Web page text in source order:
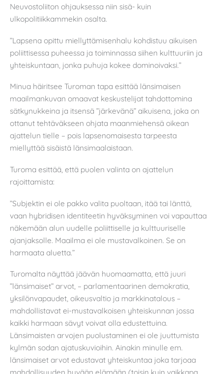
Neuvostoliiton ohjauksessa niin sisä- kuin
ulkopolitiikkammekin osalta.
”Lapsena opittu miellyttämisenhalu kohdistuu aikuisen
poliittisessa puheessa ja toiminnassa siihen kulttuuriin ja
yhteiskuntaan, jonka puhuja kokee dominoivaksi.”
Minua häiritsee Turoman tapa esittää länsimaisen
maailmankuvan omaavat keskustelijat tahdottomina
sätkynukkeina ja itsensä ”järkevänä” aikuisena, joka on
ottanut tehtäväkseen ohjata maanmiehensä oikean
ajattelun tielle – pois lapsenomaisesta tarpeesta
miellyttää sisäistä länsimaalaistaan.
Turoma esittää, että puolen valinta on ajattelun
rajoittamista:
”Subjektin ei ole pakko valita puoltaan, itää tai länttä,
vaan hybridisen identiteetin hyväksyminen voi vapauttaa
näkemään alun uudelle poliittiselle ja kulttuuriselle
ajanjaksolle. Maailma ei ole mustavalkoinen. Se on
harmaata aluetta.”
Turomalta näyttää jäävän huomaamatta, että juuri
”länsimaiset” arvot, – parlamentaarinen demokratia,
yksilönvapaudet, oikeusvaltio ja markkinatalous –
mahdollistavat ei-mustavalkoisen yhteiskunnan jossa
kaikki harmaan sävyt voivat olla edustettuina.
Länsimaisten arvojen puolustaminen ei ole juuttumista
kylmän sodan ajatuskuvioihin. Ainakin minulle em.
länsimaiset arvot edustavat yhteiskuntaa joka tarjoaa